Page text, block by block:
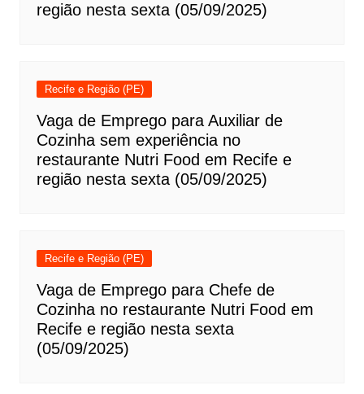
região nesta sexta (05/09/2025)
Recife e Região (PE)
Vaga de Emprego para Auxiliar de
Cozinha sem experiência no
restaurante Nutri Food em Recife e
região nesta sexta (05/09/2025)
Recife e Região (PE)
Vaga de Emprego para Chefe de
Cozinha no restaurante Nutri Food em
Recife e região nesta sexta
(05/09/2025)